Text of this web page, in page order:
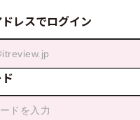
レスでログイン